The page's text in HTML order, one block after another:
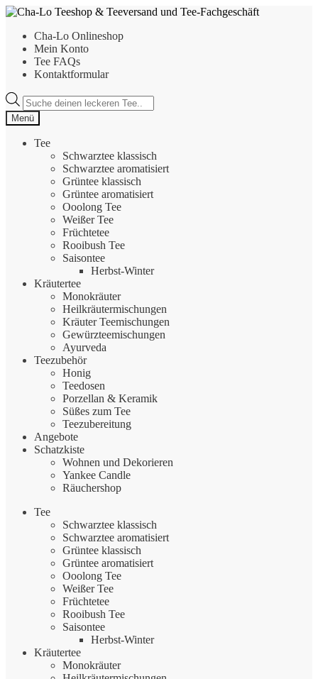
Zur
springen
Zum
springenCha-Lo Onlineshop
Mein Konto
Tee FAQs
Kontaktformular
Products
search
Menü
Tee
Schwarztee klassisch
Schwarztee aromatisiert
Grüntee klassisch
Grüntee aromatisiert
Ooolong Tee
Weißer Tee
Früchtetee
Rooibush Tee
Saisontee
Herbst-Winter
Kräutertee
Monokräuter
Heilkräutermischungen
Kräuter Teemischungen
Gewürzteemischungen
Ayurveda
Teezubehör
Honig
Teedosen
Porzellan & Keramik
Süßes zum Tee
Teezubereitung
Angebote
Schatzkiste
Wohnen und Dekorieren
Yankee Candle
Räuchershop
Tee
Schwarztee klassisch
Schwarztee aromatisiert
Grüntee klassisch
Grüntee aromatisiert
Ooolong Tee
Weißer Tee
Früchtetee
Rooibush Tee
Saisontee
Herbst-Winter
Kräutertee
Monokräuter